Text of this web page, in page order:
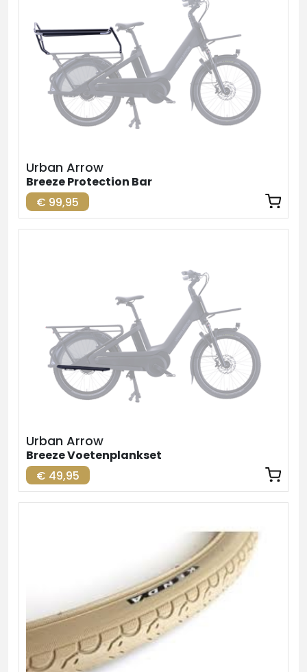
Urban Arrow
Breeze Protection Bar
€ 99,95
Urban Arrow
Breeze Voetenplankset
€ 49,95